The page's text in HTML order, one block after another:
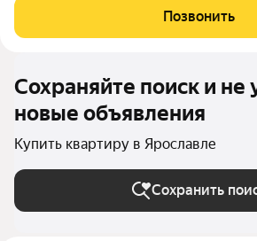
газовым отоплением и современными
расположен в богатом инфраструктурой
Позвонить
Сохраняйте поиск и не
новые объявления
Купить квартиру в Ярославле
Сохранить